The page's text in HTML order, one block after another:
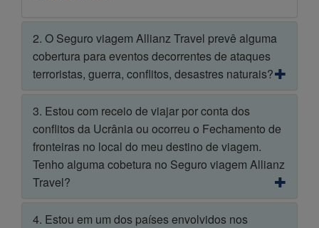
2. O Seguro viagem Allianz Travel prevê alguma
cobertura para eventos decorrentes de ataques
terroristas, guerra, conflitos, desastres naturais?
3. Estou com receio de viajar por conta dos
conflitos da Ucrânia ou ocorreu o Fechamento de
fronteiras no local do meu destino de viagem.
Tenho alguma cobetura no Seguro viagem Allianz
Travel?
4. Estou em um dos países envolvidos nos